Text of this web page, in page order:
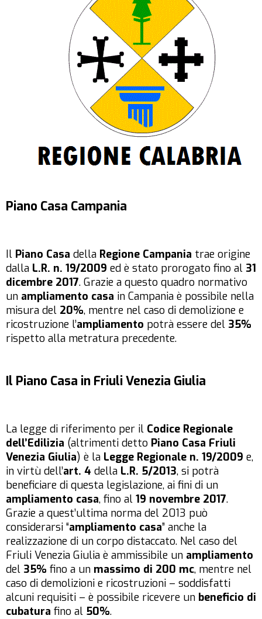
Piano Casa Campania
Il Piano Casa della Regione Campania trae origine
dalla L.R. n. 19/2009 ed è stato prorogato fino al 31
dicembre 2017. Grazie a questo quadro normativo
un ampliamento casa in Campania è possibile nella
misura del 20%, mentre nel caso di demolizione e
ricostruzione l’ampliamento potrà essere del 35%
rispetto alla metratura precedente.
Il Piano Casa in Friuli Venezia Giulia
La legge di riferimento per il Codice Regionale
dell’Edilizia (altrimenti detto Piano Casa Friuli
Venezia Giulia) è la Legge Regionale n. 19/2009 e,
in virtù dell’art. 4 della L.R. 5/2013, si potrà
beneficiare di questa legislazione, ai fini di un
ampliamento casa, fino al 19 novembre 2017.
Grazie a quest’ultima norma del 2013 può
considerarsi “ampliamento casa” anche la
realizzazione di un corpo distaccato. Nel caso del
Friuli Venezia Giulia è ammissibile un ampliamento
del 35% fino a un massimo di 200 mc, mentre nel
caso di demolizioni e ricostruzioni – soddisfatti
alcuni requisiti – è possibile ricevere un beneficio di
cubatura fino al 50%.